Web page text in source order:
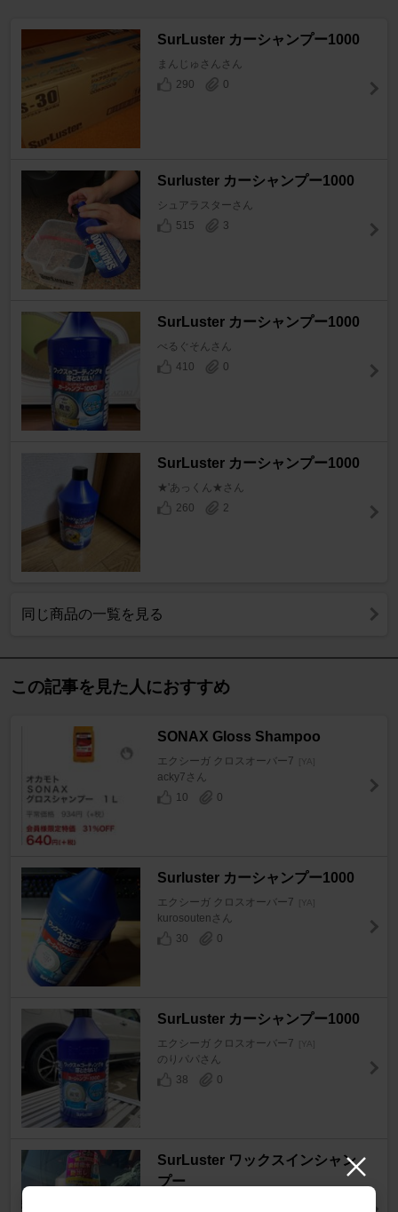
SurLuster カーシャンプー1000
まんじゅさんさん
290
0
Surluster カーシャンプー1000
シュアラスターさん
515
3
SurLuster カーシャンプー1000
べるぐそんさん
410
0
SurLuster カーシャンプー1000
★'あっくん★さん
260
2
同じ商品の一覧を見る
この記事を見た人におすすめ
SONAX Gloss Shampoo
エクシーガ クロスオーバー7 [YA]
acky7さん
10
0
Surluster カーシャンプー1000
エクシーガ クロスオーバー7 [YA]
kurosoutenさん
30
0
SurLuster カーシャンプー1000
エクシーガ クロスオーバー7 [YA]
のりパパさん
38
0
SurLuster ワックスインシャン
プー